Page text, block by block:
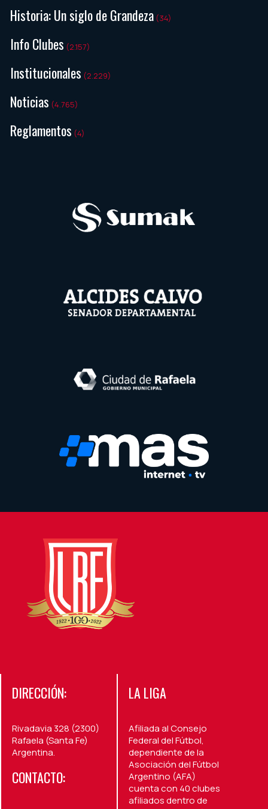
Historia: Un siglo de Grandeza (34)
Info Clubes (2.157)
Institucionales (2.229)
Noticias (4.765)
Reglamentos (4)
DIRECCIÓN:
Rivadavia 328 (2300)
Rafaela (Santa Fe)
Argentina.
CONTACTO:
LA LIGA
Afiliada al Consejo
Federal del Fútbol,
dependiente de la
Asociación del Fútbol
Argentino (AFA)
cuenta con 40 clubes
afiliados dentro de